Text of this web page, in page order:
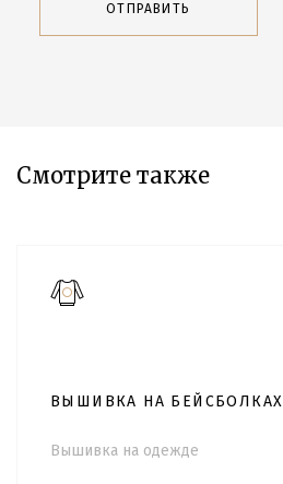
ОТПРАВИТЬ
Смотрите также
ВЫШИВКА НА БЕЙСБОЛКАХ
Вышивка на одежде